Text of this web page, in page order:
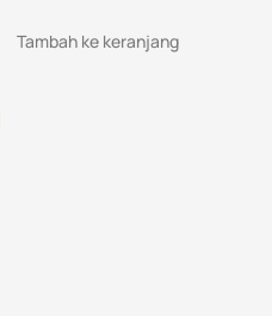
Tambah ke keranjang